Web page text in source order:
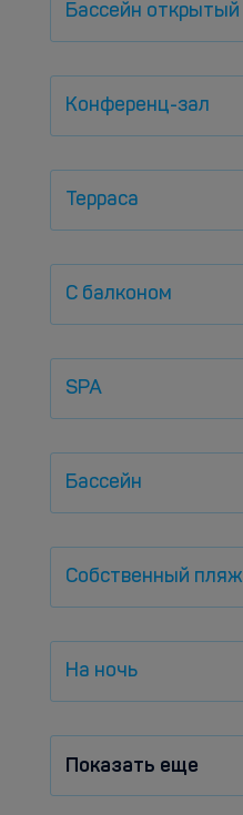
Бассейн открытый
Конференц-зал
Терраса
С балконом
SPA
Бассейн
Собственный пляж
На ночь
Показать еще